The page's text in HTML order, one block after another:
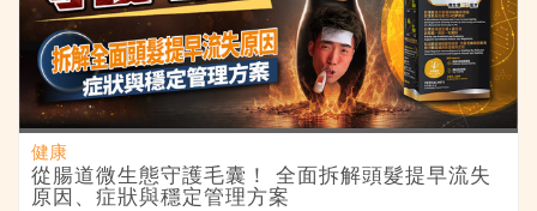
健康
從腸道微生態守護毛囊！ 全面拆解頭髮提早流失
原因、症狀與穩定管理方案